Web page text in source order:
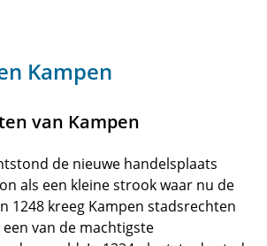
Kampen
van Kampen
de nieuwe handelsplaats
als een kleine strook waar nu de
1248 kreeg Kampen stadsrechten
van de machtigste